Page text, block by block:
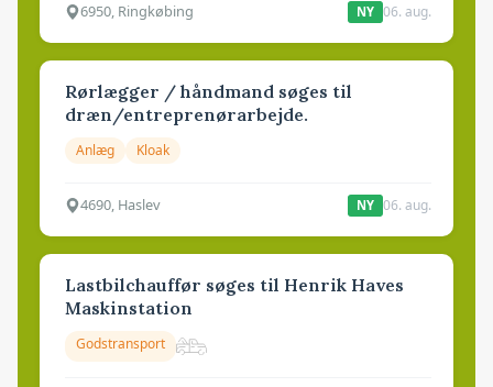
6950, Ringkøbing NY 06. aug.
Rørlægger / håndmand søges til
dræn/entreprenørarbejde.
Anlæg Kloak
4690, Haslev NY 06. aug.
Lastbilchauffør søges til Henrik Haves
Maskinstation
Godstransport